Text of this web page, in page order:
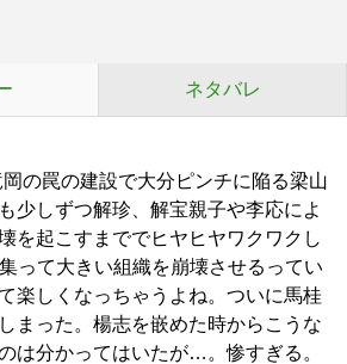
ネタバレ
の罠の建設で大分ピンチに陥る梁山
少しずつ解珍、解宝親子や李応によ
を起こすまででヒヤヒヤワクワクし
って大きい組織を崩壊させるってい
楽しくなっちゃうよね。ついに馬桂
まった。楊志を嵌めた時からこうな
は分かってはいたが…。惨すぎる。